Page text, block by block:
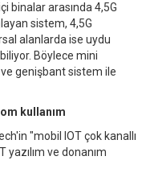
binalar arasında 4,5G
sistem, 4,5G
alanlarda ise uydu
Böylece mini
genişbant sistem ile
kullanım
"mobil IOT çok kanallı
ve donanım